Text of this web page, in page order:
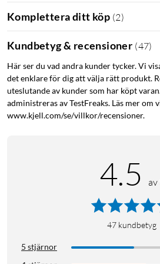
karbinhaken kan du haka fast den på
vägen än bär.
Kraftfullt ljud i kompakt
Trots sitt lilla format levererar Loud
balanserat ljud som fyller
vill ta festen ett steg längre kan du
Loud 300 stöder trådlös uppspelning
direkt från ett microSD-kort (säljs
USB-C, och det medföljande
Komplettera ditt köp (2)
Kundbetyg & recensioner (47)
Här ser du vad andra kunder tycker. Vi
det enklare för dig att välja rätt produkt.
uteslutande av kunder som har köpt
administreras av TestFreaks. Läs mer
www.kjell.com/se/villkor/recensioner.
4.5 av
47 kundbetyg
5 stjärnor